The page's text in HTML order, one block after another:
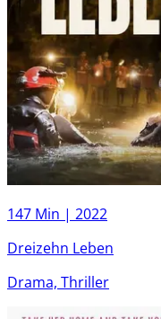
147 Min | 2022
Dreizehn Leben
Drama, Thriller